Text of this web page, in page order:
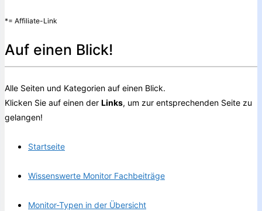
*= Affiliate-Link
Auf einen Blick!
Alle Seiten und Kategorien auf einen Blick.
Klicken Sie auf einen der Links, um zur entsprechenden Seite zu
gelangen!
Startseite
Wissenswerte Monitor Fachbeiträge
Monitor-Typen in der Übersicht